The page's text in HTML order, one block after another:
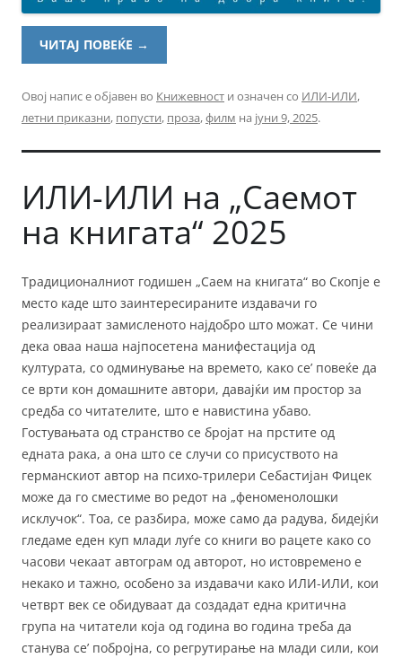
ЧИТАЈ ПОВЕЌЕ →
Овој напис е објавен во Книжевност и означен со ИЛИ-ИЛИ,
летни приказни, попусти, проза,филм на јуни 9, 2025.
ИЛИ-ИЛИ на „Саемот
на книгата“ 2025
Традиционалниот годишен „Саем на книгата“ во Скопје е
место каде што заинтересираните издавачи го
реализираат замисленото најдобро што можат. Се чини
дека оваа наша најпосетена манифестација од
културата, со одминување на времето, како се’ повеќе да
се врти кон домашните автори, давајќи им простор за
средба со читателите, што е навистина убаво.
Гостувањата од странство се бројат на прстите од
едната рака, а она што се случи со присуството на
германскиот автор на психо-трилери Себастијан Фицек
може да го сместиме во редот на „феноменолошки
исклучок“. Тоа, се разбира, може само да радува, бидејќи
гледаме еден куп млади луѓе со книги во рацете како со
часови чекаат автограм од авторот, но истовремено е
некако и тажно, особено за издавачи како ИЛИ-ИЛИ, кои
четврт век се обидуваат да создадат една критична
група на читатели која од година во година треба да
станува се’ побројна, со регрутирање на млади сили, кои